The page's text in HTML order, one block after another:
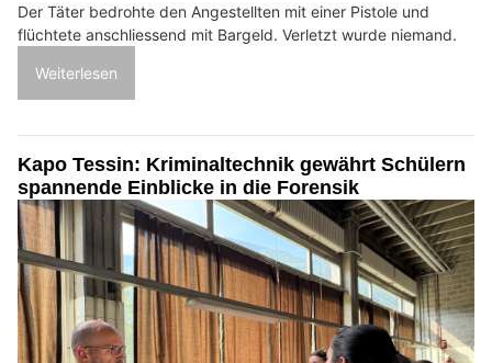
Der Täter bedrohte den Angestellten mit einer Pistole und
flüchtete anschliessend mit Bargeld. Verletzt wurde niemand.
Weiterlesen
Kapo Tessin: Kriminaltechnik gewährt Schülern
spannende Einblicke in die Forensik